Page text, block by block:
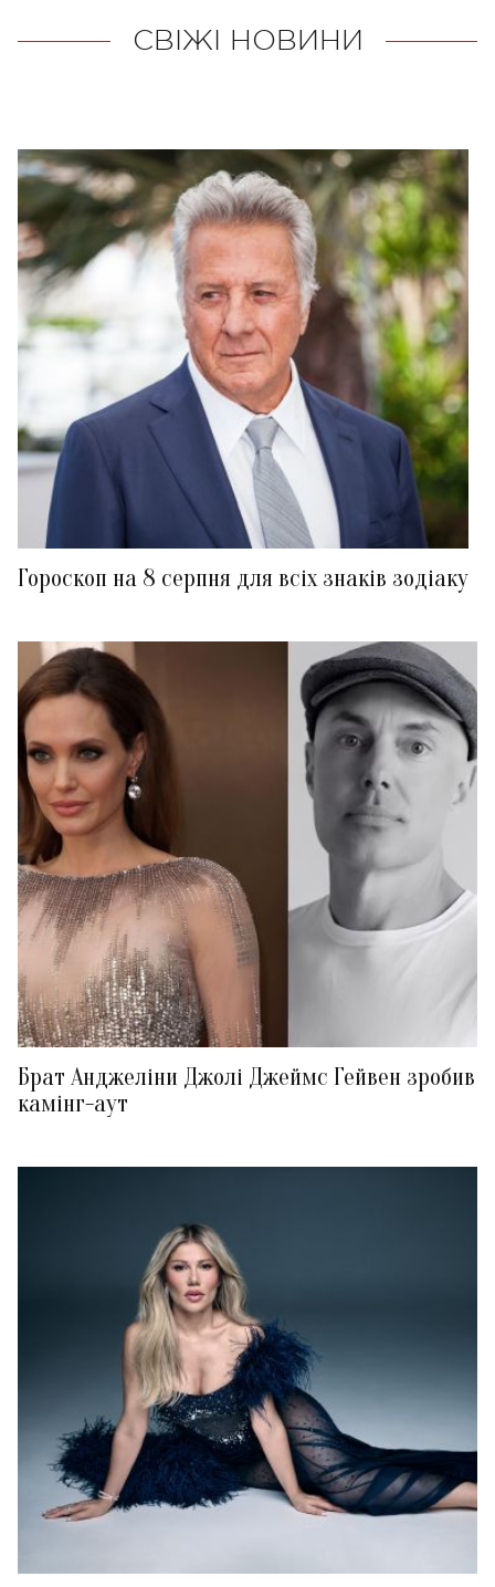
СВІЖІ НОВИНИ
Гороскоп на 8 серпня для всіх знаків зодіаку
Брат Анджеліни Джолі Джеймс Гейвен зробив
камінг-аут